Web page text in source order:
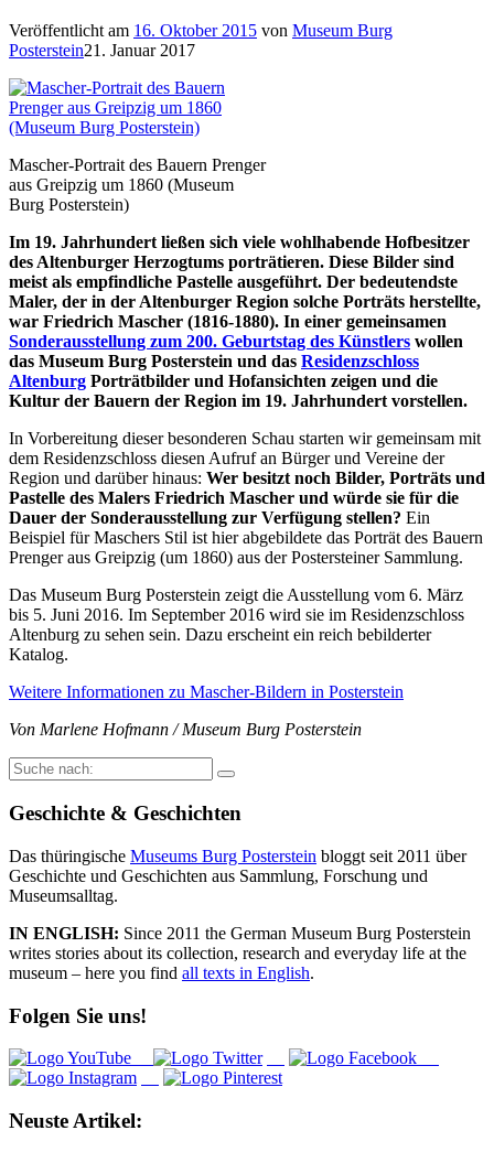
Veröffentlicht am 16. Oktober 2015 von Museum Burg
Posterstein21. Januar 2017
Mascher-Portrait des Bauern Prenger
aus Greipzig um 1860 (Museum
Burg Posterstein)
Im 19. Jahrhundert ließen sich viele wohlhabende Hofbesitzer
des Altenburger Herzogtums porträtieren. Diese Bilder sind
meist als empfindliche Pastelle ausgeführt. Der bedeutendste
Maler, der in der Altenburger Region solche Porträts herstellte,
war Friedrich Mascher (1816-1880). In einer gemeinsamen
Sonderausstellung zum 200. Geburtstag des Künstlers wollen
das Museum Burg Posterstein und das Residenzschloss
Altenburg Porträtbilder und Hofansichten zeigen und die
Kultur der Bauern der Region im 19. Jahrhundert vorstellen.
In Vorbereitung dieser besonderen Schau starten wir gemeinsam mit
dem Residenzschloss diesen Aufruf an Bürger und Vereine der
Region und darüber hinaus: Wer besitzt noch Bilder, Porträts und
Pastelle des Malers Friedrich Mascher und würde sie für die
Dauer der Sonderausstellung zur Verfügung stellen? Ein
Beispiel für Maschers Stil ist hier abgebildete das Porträt des Bauern
Prenger aus Greipzig (um 1860) aus der Postersteiner Sammlung.
Das Museum Burg Posterstein zeigt die Ausstellung vom 6. März
bis 5. Juni 2016. Im September 2016 wird sie im Residenzschloss
Altenburg zu sehen sein. Dazu erscheint ein reich bebilderter
Katalog.
Weitere Informationen zu Mascher-Bildern in Posterstein
Von Marlene Hofmann / Museum Burg Posterstein
Suche
nach:
Geschichte & Geschichten
Das thüringische Museums Burg Posterstein bloggt seit 2011 über
Geschichte und Geschichten aus Sammlung, Forschung und
Museumsalltag.
IN ENGLISH: Since 2011 the German Museum Burg Posterstein
writes stories about its collection, research and everyday life at the
museum – here you find all texts in English.
Folgen Sie uns!
Neuste Artikel: